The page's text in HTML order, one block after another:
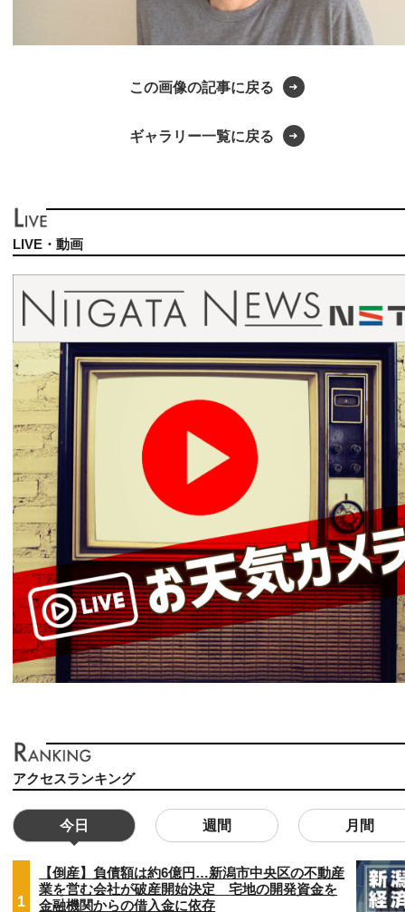
この画像の記事に戻る
ギャラリー一覧に戻る
LIVE・動画
アクセスランキング
今日 週間 月間
1
【倒産】負債額は約6億円…新潟市中央区の不動産
業を営む会社が破産開始決定 宅地の開発資金を
金融機関からの借入金に依存